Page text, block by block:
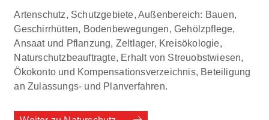
Artenschutz, Schutzgebiete, Außenbereich: Bauen,
Geschirrhütten, Bodenbewegungen, Gehölzpflege,
Ansaat und Pflanzung, Zeltlager, Kreisökologie,
Naturschutzbeauftragte, Erhalt von Streuobstwiesen,
Ökokonto und Kompensationsverzeichnis, Beteiligung
an Zulassungs- und Planverfahren.